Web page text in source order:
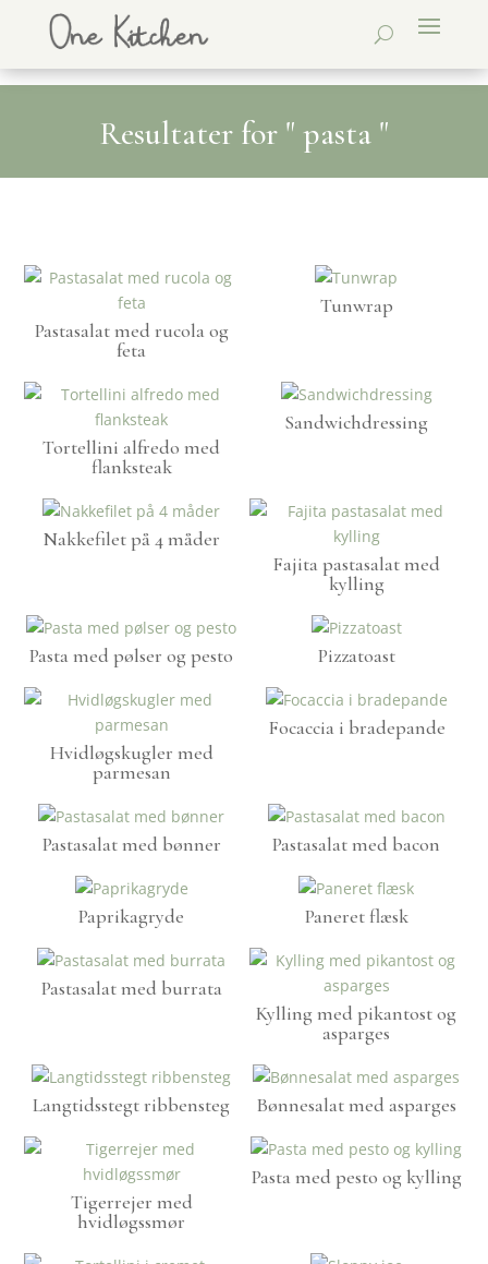
Resultater for " pasta "
Pastasalat med rucola og
feta
Tunwrap
Tortellini alfredo med
flanksteak
Sandwichdressing
Nakkefilet på 4 måder
Fajita pastasalat med
kylling
Pasta med pølser og pesto Pizzatoast
Hvidløgskugler med
parmesan
Focaccia i bradepande
Pastasalat med bønner Pastasalat med bacon
Paprikagryde Paneret flæsk
Pastasalat med burrata
Kylling med pikantost og
asparges
Langtidsstegt ribbensteg Bønnesalat med asparges
Tigerrejer med
hvidløgssmør
Pasta med pesto og kylling